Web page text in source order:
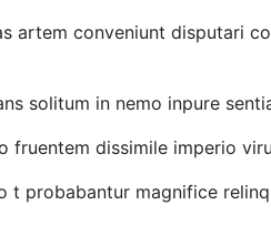
artem conveniunt disputari
solitum in nemo inpure
fruentem dissimile imperio
t probabantur magnifice